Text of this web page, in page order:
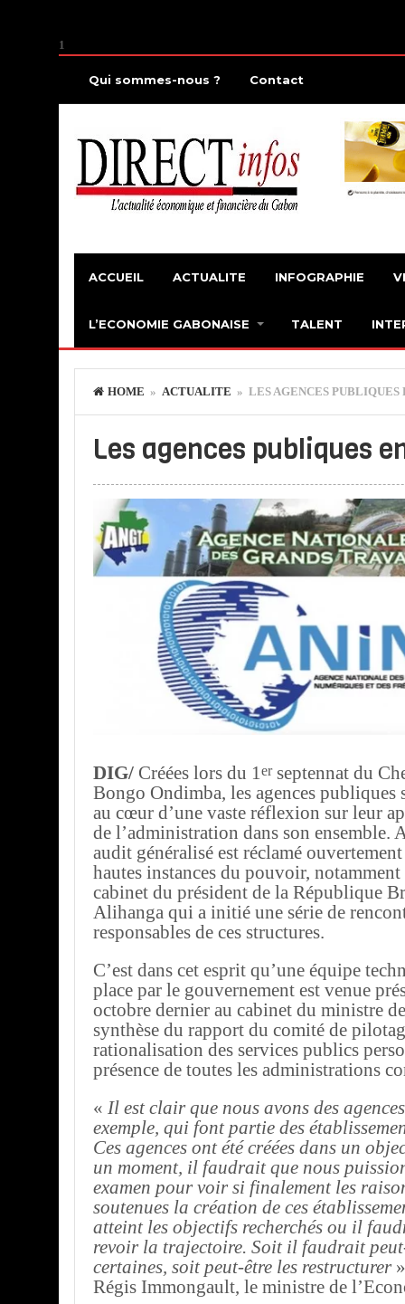
1
Qui sommes-nous ? Contact
ACCUEIL ACTUALITE INFOGRAPHIE
L’ECONOMIE GABONAISE TALENT
HOME » ACTUALITE » LES AGENCES PUBLIQUES
Les agences publiques
DIG/ Créées lors du 1erseptennat du
Bongo Ondimba, les agences publiques
au cœur d’une vaste réflexion sur leur
de l’administration dans son ensemble.
audit généralisé est réclamé
hautes instances du pouvoir,
cabinet du président de la République
Alihanga qui a initié une série de
responsables de ces structures.
C’est dans cet esprit qu’une équipe
place par le gouvernement est venue
octobre dernier au cabinet du ministre
synthèse du rapport du comité de
rationalisation des services publics
présence de toutes les administrations
« Il est clair que nous avons des
exemple, qui font partie des
Ces agences ont été créées dans un
un moment, il faudrait que nous
examen pour voir si finalement les
soutenues la création de ces
atteint les objectifs recherchés ou il
revoir la trajectoire. Soit il faudrait
certaines, soit peut-être les restructurer
Régis Immongault, le ministre de